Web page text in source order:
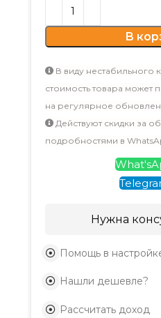
В
В виду нестабильного
стоимость товара может
на регулярное
Действуют скидки за
подробностями в
Нужна
Помощь в
Нашли дешевле?
Рассчитать доход